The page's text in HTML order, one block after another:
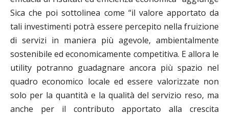
Sica che poi sottolinea come “il valore apportato da
tali investimenti potrà essere percepito nella fruizione
di servizi in maniera più agevole, ambientalmente
sostenibile ed economicamente competitiva. E allora le
utility potranno guadagnare ancora più spazio nel
quadro economico locale ed essere valorizzate non
solo per la quantità e la qualità del servizio reso, ma
anche per il contributo apportato alla crescita